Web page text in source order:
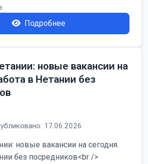
Подробнее
новые вакансии на
в Нетании без
17.06.2026
новые вакансии на сегодня.
без посредников<br />